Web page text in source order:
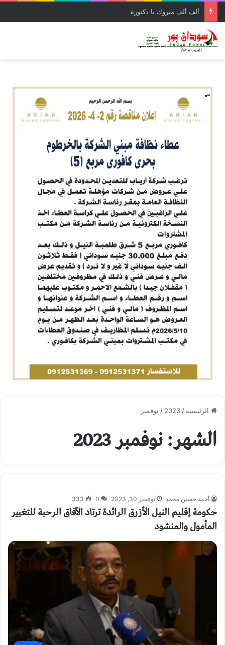
ألف ألف مبروك يا دكتورة
الرئيسية /
2023
/ نوفمبر
الشهر: نوفمبر 2023
أحمد حسين محمد نوفمبر 30, 2023 0
333
حكومة إقليم النيل الأزرق الرائدة ترتاد الآفاق الرحبة للتغيير
المأمول والمنشود